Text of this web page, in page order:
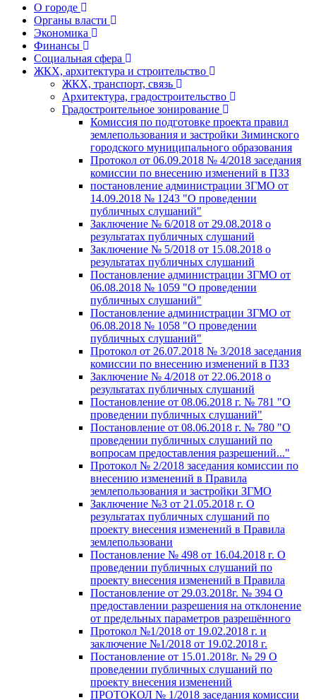
О городе
Органы власти
Экономика
Финансы
Социальная сфера
ЖКХ, архитектура и строительство
ЖКХ, транспорт, связь
Архитектура, градостроительство
Градостроительное зонирование
Комиссия по подготовке проекта правил
землепользования и застройки Зиминского
городского муниципального образования
Протокол от 06.09.2018 № 4/2018 заседания
комиссии по внесению изменений в ПЗЗ
постановление администрации ЗГМО от
14.09.2018 № 1243 "О проведении
публичных слушаний"
Заключение № 6/2018 от 29.08.2018 о
результатах публичных слушаний
Заключение № 5/2018 от 15.08.2018 о
результатах публичных слушаний
Постановление администрации ЗГМО от
06.08.2018 № 1059 "О проведении
публичных слушаний"
Постановление администрации ЗГМО от
06.08.2018 № 1058 "О проведении
публичных слушаний"
Протокол от 26.07.2018 № 3/2018 заседания
комиссии по внесению изменений в ПЗЗ
Заключение № 4/2018 от 22.06.2018 о
результатах публичных слушаний
Постановление от 08.06.2018 г. № 781 "О
проведении публичных слушаний"
Постановление от 08.06.2018 г. № 780 "О
проведении публичных слушаний по
вопросам предоставления разрешений..."
Протокол № 2/2018 заседания комиссии по
внесению изменений в Правила
землепользования и застройки ЗГМО
Заключение №3 от 21.05.2018 г. О
результатах публичных слушаний по
проекту внесения изменений в Правила
землепользовани
Постановление № 498 от 16.04.2018 г. О
проведении публичных слушаний по
проекту внесения изменений в Правила
Постановление от 29.03.2018г. № 394 О
предоставлении разрешения на отклонение
от предельных параметров разрешённого
Протокол №1/2018 от 19.02.2018 г. и
заключение №1/2018 от 19.02.2018 г.
Постановление от 15.01.2018г. № 29 О
проведении публичных слушаний по
проекту внесения изменений
ПРОТОКОЛ № 1/2018 заседания комиссии